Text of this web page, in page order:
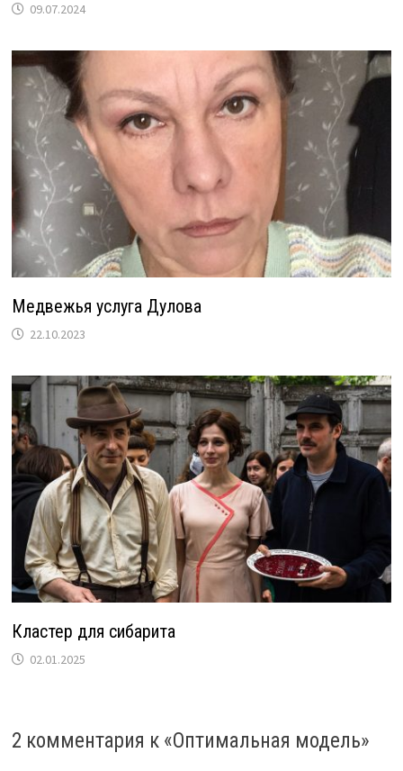
09.07.2024
Медвежья услуга Дулова
22.10.2023
Кластер для сибарита
02.01.2025
2 комментария к «Оптимальная модель»